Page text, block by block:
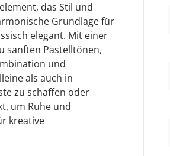
das Stil und
Grundlage für
elegant. Mit einer
sanften Pastelltönen,
und
als auch in
zu schaffen oder
um Ruhe und
kreative